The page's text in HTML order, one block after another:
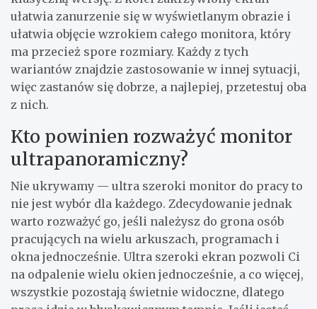
ułatwia zanurzenie się w wyświetlanym obrazie i
ułatwia objęcie wzrokiem całego monitora, który
ma przecież spore rozmiary. Każdy z tych
wariantów znajdzie zastosowanie w innej sytuacji,
więc zastanów się dobrze, a najlepiej, przetestuj oba
z nich.
Kto powinien rozważyć monitor
ultrapanoramiczny?
Nie ukrywamy — ultra szeroki monitor do pracy to
nie jest wybór dla każdego. Zdecydowanie jednak
warto rozważyć go, jeśli należysz do grona osób
pracujących na wielu arkuszach, programach i
okna jednocześnie. Ultra szeroki ekran pozwoli Ci
na odpalenie wielu okien jednocześnie, a co więcej,
wszystkie pozostają świetnie widoczne, dlatego